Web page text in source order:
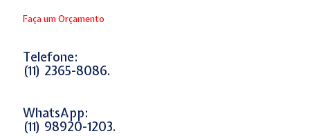
Faça um Orçamento
Telefone:
(11) 2365-8086.
WhatsApp:
(11) 98920-1203.